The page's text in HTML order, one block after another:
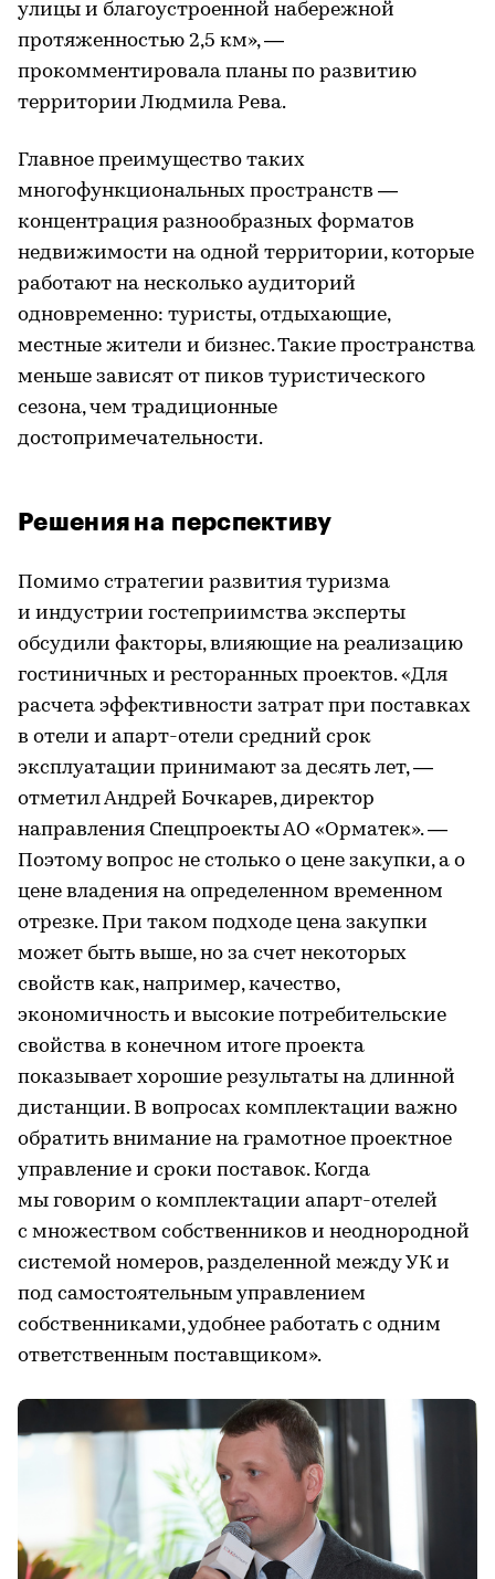
улицы и благоустроенной набережной
протяженностью 2,5 км», —
прокомментировала планы по развитию
территории Людмила Рева.
Главное преимущество таких
многофункциональных пространств —
концентрация разнообразных форматов
недвижимости на одной территории, которые
работают на несколько аудиторий
одновременно: туристы, отдыхающие,
местные жители и бизнес. Такие пространства
меньше зависят от пиков туристического
сезона, чем традиционные
достопримечательности.
Решения на перспективу
Помимо стратегии развития туризма
и индустрии гостеприимства эксперты
обсудили факторы, влияющие на реализацию
гостиничных и ресторанных проектов. «Для
расчета эффективности затрат при поставках
в отели и апарт-отели средний срок
эксплуатации принимают за десять лет, —
отметил Андрей Бочкарев, директор
направления Спецпроекты АО «Орматек». —
Поэтому вопрос не столько о цене закупки, а о
цене владения на определенном временном
отрезке. При таком подходе цена закупки
может быть выше, но за счет некоторых
свойств как, например, качество,
экономичность и высокие потребительские
свойства в конечном итоге проекта
показывает хорошие результаты на длинной
дистанции. В вопросах комплектации важно
обратить внимание на грамотное проектное
управление и сроки поставок. Когда
мы говорим о комплектации апарт-отелей
с множеством собственников и неоднородной
системой номеров, разделенной между УК и
под самостоятельным управлением
собственниками, удобнее работать с одним
ответственным поставщиком».